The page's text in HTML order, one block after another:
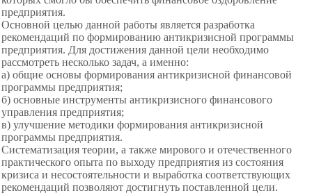
предприятия.
Основной целью данной работы является разработка
рекомендаций по формированию антикризисной программы
предприятия. Для достижения данной цели необходимо
рассмотреть несколько задач, а именно:
а) общие основы формирования антикризисной финансовой
программы предприятия;
б) основные инструменты антикризисного финансового
управления предприятия;
в) улучшение методики формирования антикризисной
программы предприятия.
Систематизация теории, а также мирового и отечественного
практического опыта по выходу предприятия из состояния
кризиса и несостоятельности и выработка соответствующих
рекомендаций позволяют достигнуть поставленной цели.